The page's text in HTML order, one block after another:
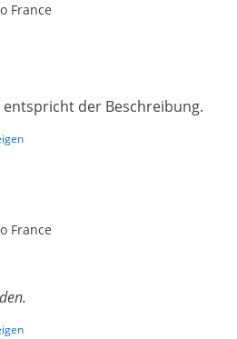
France
der Beschreibung.
France